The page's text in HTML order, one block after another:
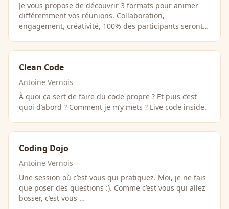
Je vous propose de découvrir 3 formats pour animer
différemment vos réunions. Collaboration,
engagement, créativité, 100% des participants seront
Clean Code
Antoine Vernois
À quoi ça sert de faire du code propre ? Et puis c’est
quoi d’abord ? Comment je m’y mets ? Live code inside.
Coding Dojo
Antoine Vernois
Une session où c’est vous qui pratiquez. Moi, je ne fais
que poser des questions :). Comme c’est vous qui allez
bosser, c’est vous …